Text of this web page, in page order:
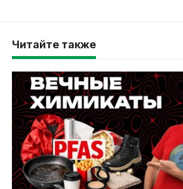
Читайте также